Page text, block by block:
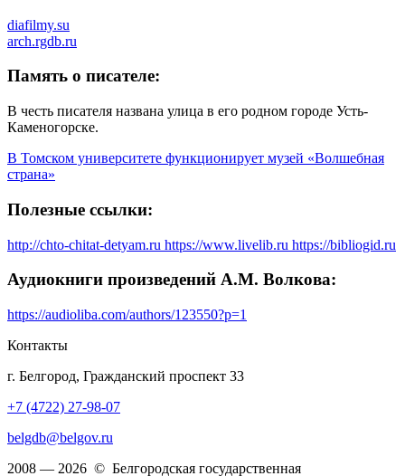
diafilmy.su
arch.rgdb.ru
Память о писателе:
В честь писателя названа улица в его родном городе Усть-
Каменогорске.
В Томском университете функционирует музей «Волшебная
страна»
Полезные ссылки:
http://chto-chitat-detyam.ru https://www.livelib.ru https://bibliogid.ru
Аудиокниги произведений А.М. Волкова:
https://audioliba.com/authors/123550?p=1
Контакты
г. Белгород, Гражданский проспект 33
+7 (4722) 27-98-07
belgdb@belgov.ru
2008 — 2026 © Белгородская государственная